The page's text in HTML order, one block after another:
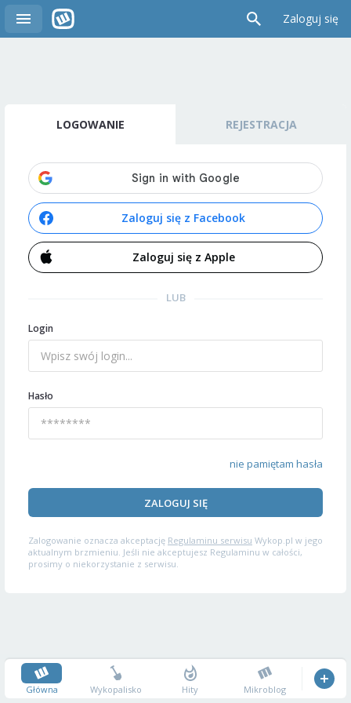
Zaloguj się
LOGOWANIE REJESTRACJA
Zaloguj się z Facebook
Zaloguj się z Apple
LUB
Login
Hasło
nie pamiętam hasła
ZALOGUJ SIĘ
Zalogowanie oznacza akceptację Regulaminu serwisu Wykop.pl w jego
aktualnym brzmieniu. Jeśli nie akceptujesz Regulaminu w całości,
prosimy o niekorzystanie z serwisu.
Główna Wykopalisko Hity Mikroblog